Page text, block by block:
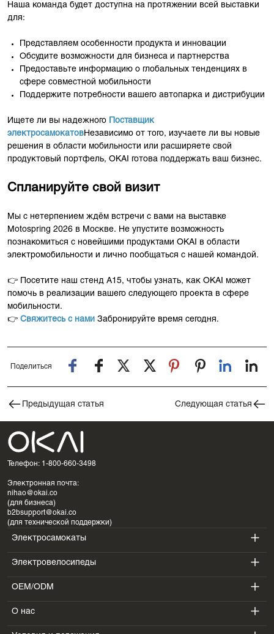
Наша команда будет доступна на протяжении всей выставки
для:
Представляем особенности продукта и инновации
Обсудите возможности для бизнеса и партнерства
Предоставьте информацию о глобальных тенденциях в
сфере совместной мобильности
Поддержите потребности вашего автопарка и дистрибуции
Ищете ли вы надежного Поставщик
электросамокатовНезависимо от того, изучаете ли вы новые
решения в области мобильности или расширяете свой
продуктовый портфель, OKAI готова поддержать ваш бизнес.
Спланируйте свой визит
Мы с нетерпением ждём встречи с вами на выставке
Motospring 2026 в Москве. Не упустите возможность
познакомиться с новейшими продуктами OKAI в области
электромобильности и лично пообщаться с нашей командой.
👉 Посетите наш стенд A15, чтобы узнать, как OKAI может
помочь в реализации вашего следующего проекта в сфере
мобильности.
👉 Свяжитесь с нами Забронируйте время сегодня.
Поделиться
Предыдущая статья Следующая статья
Телефон: 1-800-660-3498
Электронная почта:
nihao@okai.co
(для бизнеса)
b2bsupport@okai.co
(для технической поддержки)
Электросамокаты
ES400A
ES410
ES600P
Электровелосипеды
EB100B
EB300
OEM/ODM
SV3
О нас